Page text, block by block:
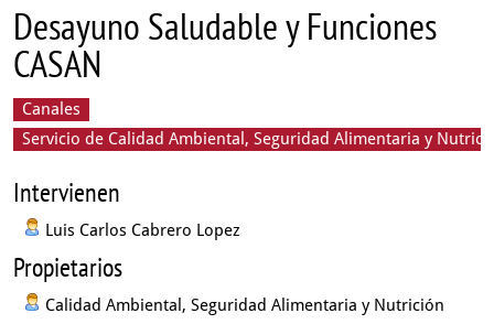
Desayuno Saludable y Funciones
CASAN
Canales
Servicio de Calidad Ambiental, Seguridad Alimentaria y
Intervienen
Luis Carlos Cabrero Lopez
Propietarios
Calidad Ambiental, Seguridad Alimentaria y Nutrición